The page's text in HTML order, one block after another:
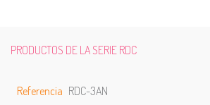
PRODUCTOS DE LA SERIE RDC
Referencia RDC-3AN